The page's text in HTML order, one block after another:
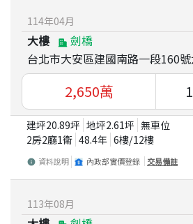
114年04月
大樓
劍橋
台北市大安區建國南路一段160
2,650萬
建坪20.89坪 地坪2.61坪 無車位
2房2廳1衛 48.4年 6樓/12樓
資料說明 內政部實價登錄 交易備註
113年08月